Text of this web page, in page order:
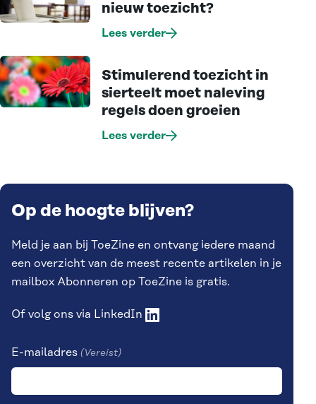
nieuw toezicht?
Lees verder
Stimulerend toezicht in
sierteelt moet naleving
regels doen groeien
Lees verder
Op de hoogte blijven?
Meld je aan bij ToeZine en ontvang iedere maand
een overzicht van de meest recente artikelen in je
mailbox Abonneren op ToeZine is gratis.
Of volg ons via LinkedIn
E-mailadres (Vereist)